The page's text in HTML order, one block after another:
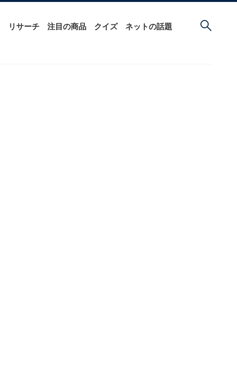
リサーチ 注目の商品 クイズ ネットの話題